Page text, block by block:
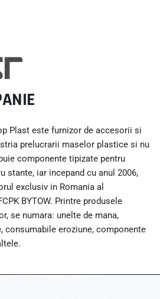
Plast este furnizor de accesorii si
prelucrarii maselor plastice si nu
componente tipizate pentru
stante, iar incepand cu anul 2006,
exclusiv in Romania al
BYTOW. Printre produsele
se numara: unelte de mana,
eroziune, componente